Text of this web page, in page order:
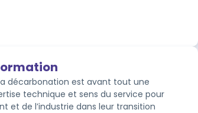
décarbonation est avant tout une
technique et sens du service pour
et de l’industrie dans leur transition